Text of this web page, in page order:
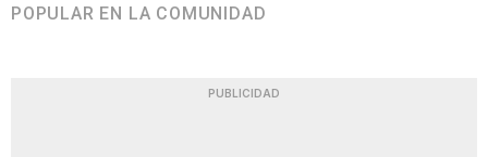
POPULAR EN LA COMUNIDAD
PUBLICIDAD